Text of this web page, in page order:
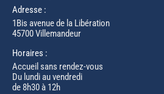
Adresse :
1Bis avenue de la Libération
45700 Villemandeur
Horaires :
Accueil sans rendez-vous
Du lundi au vendredi
de 8h30 à 12h